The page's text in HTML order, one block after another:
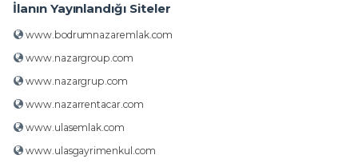
İlanın Yayınlandığı Siteler
www.bodrumnazaremlak.com
www.nazargroup.com
www.nazargrup.com
www.nazarrentacar.com
www.ulasemlak.com
www.ulasgayrimenkul.com